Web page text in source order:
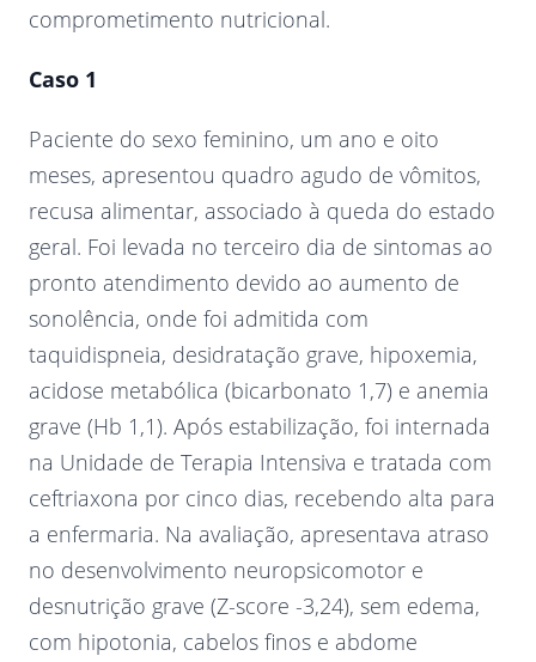
comprometimento nutricional.
Caso 1
Paciente do sexo feminino, um ano e oito
meses, apresentou quadro agudo de vômitos,
recusa alimentar, associado à queda do estado
geral. Foi levada no terceiro dia de sintomas ao
pronto atendimento devido ao aumento de
sonolência, onde foi admitida com
taquidispneia, desidratação grave, hipoxemia,
acidose metabólica (bicarbonato 1,7) e anemia
grave (Hb 1,1). Após estabilização, foi internada
na Unidade de Terapia Intensiva e tratada com
ceftriaxona por cinco dias, recebendo alta para
a enfermaria. Na avaliação, apresentava atraso
no desenvolvimento neuropsicomotor e
desnutrição grave (Z-score -3,24), sem edema,
com hipotonia, cabelos finos e abdome